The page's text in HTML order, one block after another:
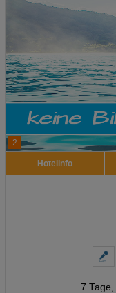
2
Hotelinfo
7 Tage,